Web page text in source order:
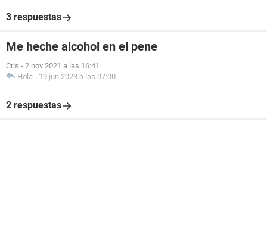
3 respuestas
Me heche alcohol en el pene
Cris - 2 nov 2021 a las 16:41
Hola - 19 jun 2023 a las 07:00
2 respuestas